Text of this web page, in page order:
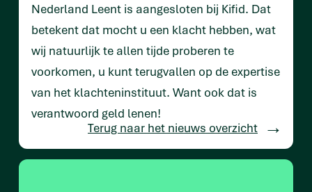
Nederland Leent is aangesloten bij Kifid. Dat
betekent dat mocht u een klacht hebben, wat
wij natuurlijk te allen tijde proberen te
voorkomen, u kunt terugvallen op de expertise
van het klachteninstituut. Want ook dat is
verantwoord geld lenen!
Terug naar het nieuws overzicht